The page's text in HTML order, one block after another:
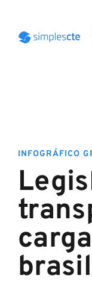
INFOGRÁFICO